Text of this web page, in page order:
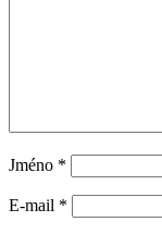
Jméno *
E-mail *